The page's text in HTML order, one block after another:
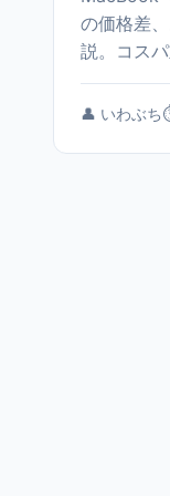
の価格差
説。コス
👤 いわぶち